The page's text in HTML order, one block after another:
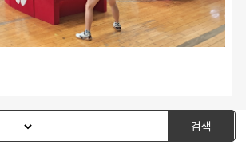
검색